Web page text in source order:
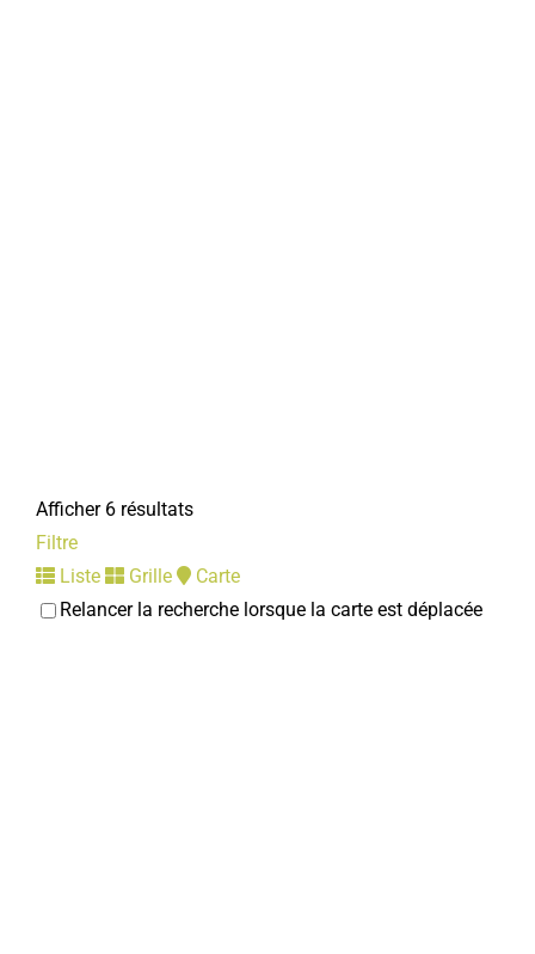
Afficher 6 résultats
Filtre
Liste
Grille
Carte
Relancer la recherche lorsque la carte est déplacée